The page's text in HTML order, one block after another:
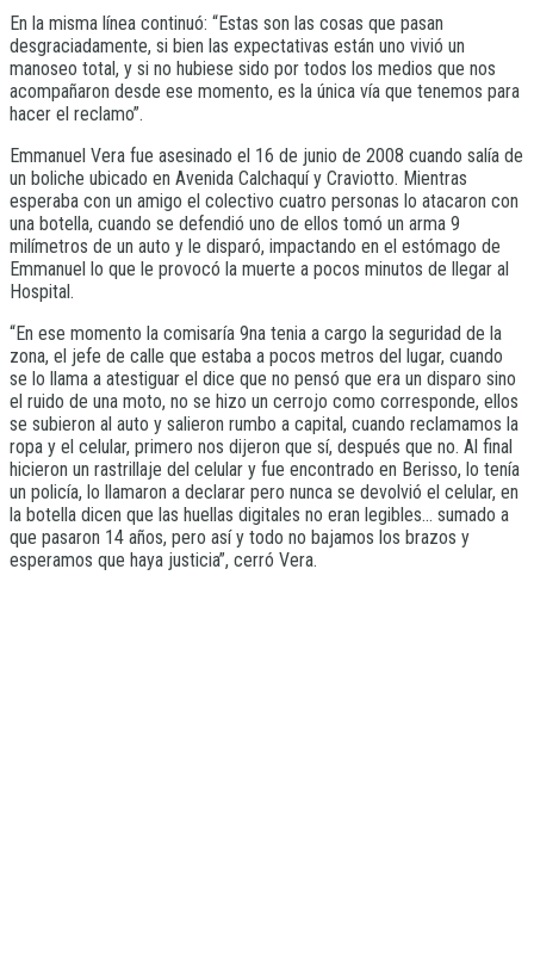
En la misma línea continuó: “Estas son las cosas que pasan
desgraciadamente, si bien las expectativas están uno vivió un
manoseo total, y si no hubiese sido por todos los medios que nos
acompañaron desde ese momento, es la única vía que tenemos para
hacer el reclamo”.
Emmanuel Vera fue asesinado el 16 de junio de 2008 cuando salía de
un boliche ubicado en Avenida Calchaquí y Craviotto. Mientras
esperaba con un amigo el colectivo cuatro personas lo atacaron con
una botella, cuando se defendió uno de ellos tomó un arma 9
milímetros de un auto y le disparó, impactando en el estómago de
Emmanuel lo que le provocó la muerte a pocos minutos de llegar al
Hospital.
“En ese momento la comisaría 9na tenia a cargo la seguridad de la
zona, el jefe de calle que estaba a pocos metros del lugar, cuando
se lo llama a atestiguar el dice que no pensó que era un disparo sino
el ruido de una moto, no se hizo un cerrojo como corresponde, ellos
se subieron al auto y salieron rumbo a capital, cuando reclamamos la
ropa y el celular, primero nos dijeron que sí, después que no. Al final
hicieron un rastrillaje del celular y fue encontrado en Berisso, lo tenía
un policía, lo llamaron a declarar pero nunca se devolvió el celular, en
la botella dicen que las huellas digitales no eran legibles… sumado a
que pasaron 14 años, pero así y todo no bajamos los brazos y
esperamos que haya justicia”, cerró Vera.